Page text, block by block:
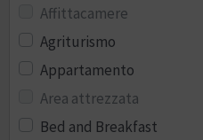
Affittacamere
Agriturismo
Appartamento
Area attrezzata
Bed and Breakfast